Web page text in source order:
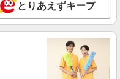
詳細を見る
フ（接客・調理・清掃な
とりあえずキープ